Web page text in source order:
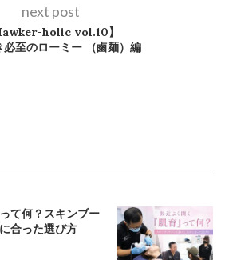
next post
holic vol.10】
必至のローミー （鹵麺）編
て何？スキンブー
合った選び方